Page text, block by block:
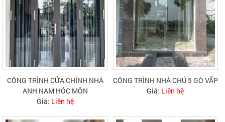
CÔNG TRÌNH CỬA CHÍNH NHÀ
ANH NAM HÓC MÔN
Giá: Liên hệ
CÔNG TRÌNH NHÀ CHÚ 5 GÒ VẤP
Giá: Liên hệ